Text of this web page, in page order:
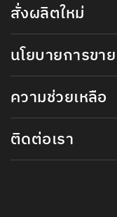
สั่งผลิตใหม่
นโยบายการขาย
ความช่วยเหลือ
ติดต่อเรา